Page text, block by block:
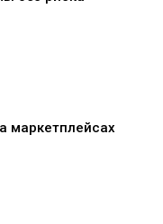
маркетплейсах